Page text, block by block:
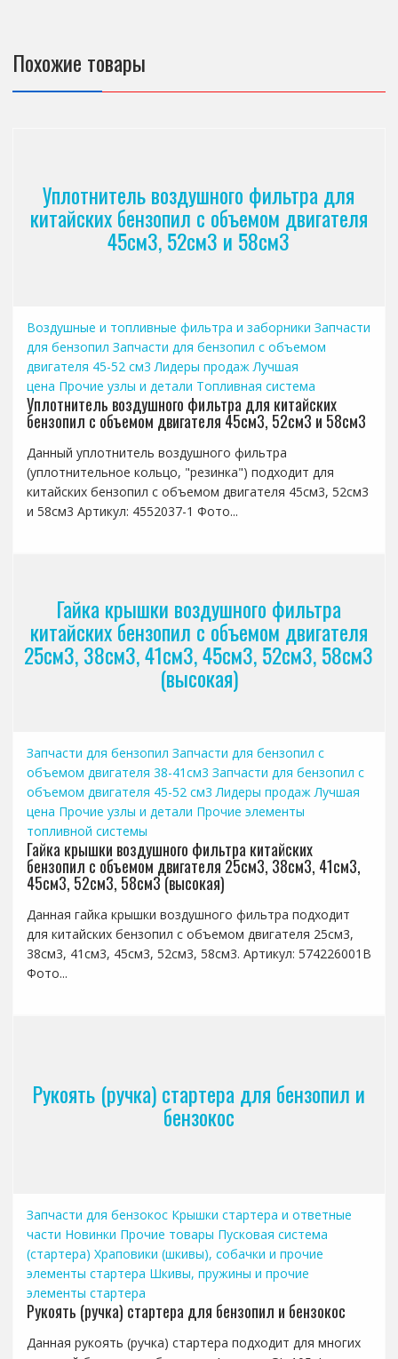
Похожие товары
Уплотнитель воздушного фильтра для
китайских бензопил с объемом двигателя
45см3, 52см3 и 58см3
Воздушные и топливные фильтра и заборники Запчасти
для бензопил Запчасти для бензопил с объемом
двигателя 45-52 см3 Лидеры продаж Лучшая
цена Прочие узлы и детали Топливная система
Уплотнитель воздушного фильтра для китайских
бензопил с объемом двигателя 45см3, 52см3 и 58см3
Данный уплотнитель воздушного фильтра
(уплотнительное кольцо, "резинка") подходит для
китайских бензопил с объемом двигателя 45см3, 52см3
и 58см3 Артикул: 4552037-1 Фото...
Гайка крышки воздушного фильтра
китайских бензопил с объемом двигателя
25см3, 38см3, 41см3, 45см3, 52см3, 58см3
(высокая)
Запчасти для бензопил Запчасти для бензопил с
объемом двигателя 38-41см3 Запчасти для бензопил с
объемом двигателя 45-52 см3 Лидеры продаж Лучшая
цена Прочие узлы и детали Прочие элементы
топливной системы
Гайка крышки воздушного фильтра китайских
бензопил с объемом двигателя 25см3, 38см3, 41см3,
45см3, 52см3, 58см3 (высокая)
Данная гайка крышки воздушного фильтра подходит
для китайских бензопил с объемом двигателя 25см3,
38см3, 41см3, 45см3, 52см3, 58см3. Артикул: 574226001B
Фото...
Рукоять (ручка) стартера для бензопил и
бензокос
Запчасти для бензокос Крышки стартера и ответные
части Новинки Прочие товары Пусковая система
(стартера) Храповики (шкивы), собачки и прочие
элементы стартера Шкивы, пружины и прочие
элементы стартера
Рукоять (ручка) стартера для бензопил и бензокос
Данная рукоять (ручка) стартера подходит для многих